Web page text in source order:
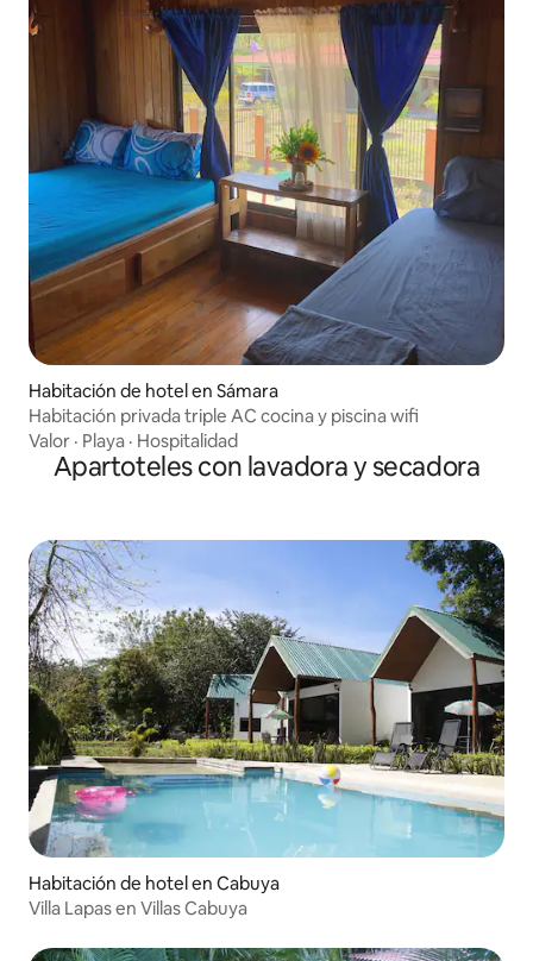
Habitación de hotel en Sámara
Habitación privada triple AC cocina y piscina wifi
Valor · Playa · Hospitalidad
Apartoteles con lavadora y secadora
Habitación de hotel en Cabuya
Villa Lapas en Villas Cabuya